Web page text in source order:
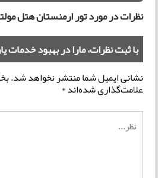
نظرات در مورد تور ارمنستان هتل
با ثبت نظرات، مارا در بهبود خدمات
نشانی ایمیل شما منتشر نخواهد شد.
علامت‌گذاری شده‌اند*